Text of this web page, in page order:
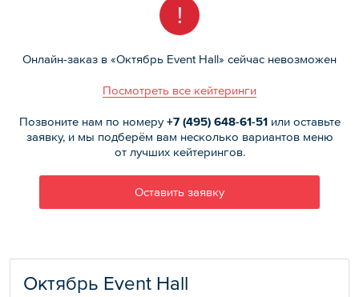
!
Онлайн-заказ в «Октябрь Event Hall» сейчас невозможен
Посмотреть все кейтеринги
Позвоните нам по номеру+7 (495) 648-61-51или оставьте
заявку, и мы подберём вам несколько вариантов меню
от лучших кейтерингов.
Оставить заявку
Октябрь Event Hall